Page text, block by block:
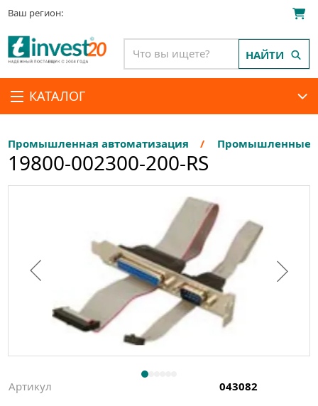
Ваш регион:
КАТАЛОГ
НАЙТИ
Промышленная автоматизация Промышленные
19800-002300-200-RS
Артикул 043082